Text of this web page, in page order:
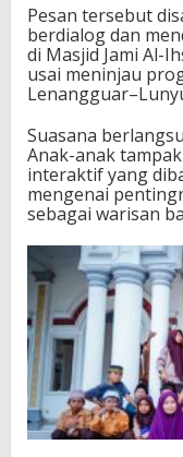
a
H
u
t
a
n
K
e
p
a
d
a
A
n
a
-
A
n
a
k
L
u
Pesan tersebut
berdialog dan
di Masjid Jami Al-
usai meninjau
Suasana
Anak-anak
interaktif yang
mengenai
sebagai warisan